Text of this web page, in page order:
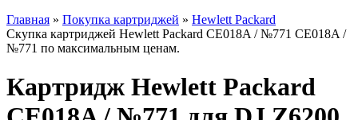
Главная » Покупка картриджей » Hewlett Packard
Скупка картриджей Hewlett Packard CE018A / №771 CE018A /
№771 по максимальным ценам.
Картридж Hewlett Packard